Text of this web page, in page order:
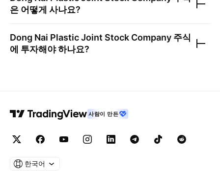
은 어떻게 사나요?
Dong Nai Plastic Joint Stock Company 주식
에 투자해야 하나요?
사람이 만든
한국어